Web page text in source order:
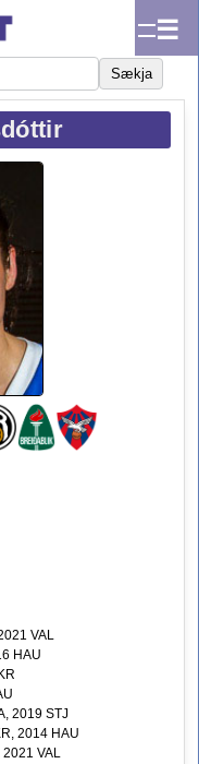
☰
Sækja
VAL
HAU
2019 STJ
2014 HAU
VAL